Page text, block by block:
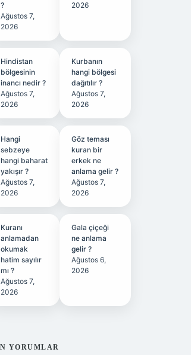
?
Ağustos 7,
2026
2026
Hindistan
bölgesinin
inancı nedir ?
Ağustos 7,
2026
Kurbanın
hangi bölgesi
dağıtılır ?
Ağustos 7,
2026
Hangi
sebzeye
hangi baharat
yakışır ?
Ağustos 7,
2026
Göz teması
kuran bir
erkek ne
anlama gelir ?
Ağustos 7,
2026
Kuranı
anlamadan
okumak
hatim sayılır
mı ?
Ağustos 7,
2026
Gala çiçeği
ne anlama
gelir ?
Ağustos 6,
2026
YORUMLAR